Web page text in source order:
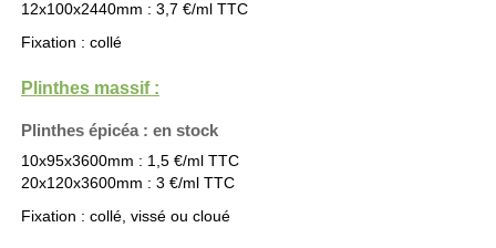
12x100x2440mm : 3,7 €/ml TTC
Fixation : collé
Plinthes massif :
Plinthes épicéa : en stock
10x95x3600mm : 1,5 €/ml TTC
20x120x3600mm : 3 €/ml TTC
Fixation : collé, vissé ou cloué